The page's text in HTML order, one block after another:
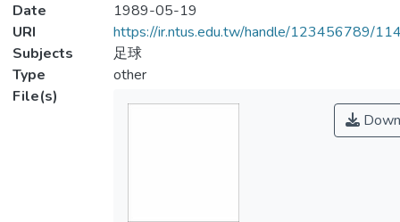
Date
1989-05-19
URI
https://ir.ntus.edu.tw/handle/123456789/
Subjects
足球
Type
other
File(s)